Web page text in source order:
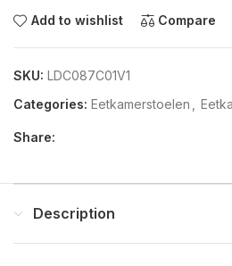
Add to wishlist Compare
SKU: LDC087C01V1
Categories: Eetkamerstoelen
Share:
Description